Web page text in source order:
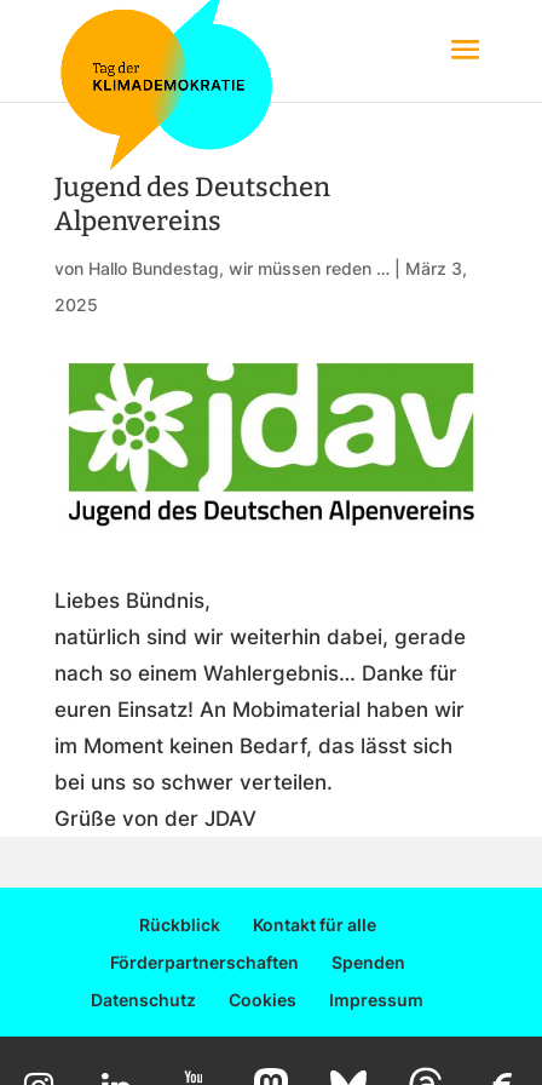
Jugend des Deutschen
Alpenvereins
von Hallo Bundestag, wir müssen reden …| März 3,
2025
Liebes Bündnis,
natürlich sind wir weiterhin dabei, gerade
nach so einem Wahlergebnis… Danke für
euren Einsatz! An Mobimaterial haben wir
im Moment keinen Bedarf, das lässt sich
bei uns so schwer verteilen.
Grüße von der JDAV
Rückblick
Kontakt für alle
Förderpartnerschaften
Spenden
Datenschutz
Cookies Impressum
© 2025 Tag der Klimademokratie